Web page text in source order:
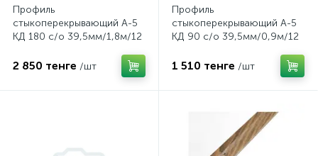
Профиль
стыкоперекрывающий А-5
КД 180 с/о 39,5мм/1,8м/12
2 850 тенге /шт
Профиль
стыкоперекрывающий А-5
КД 90 с/о 39,5мм/0,9м/12
1 510 тенге /шт